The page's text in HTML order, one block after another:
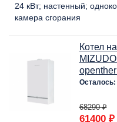
24 кВт настенный
камера сгорания
Котел
Осталось:
68290 ₽
61400 ₽